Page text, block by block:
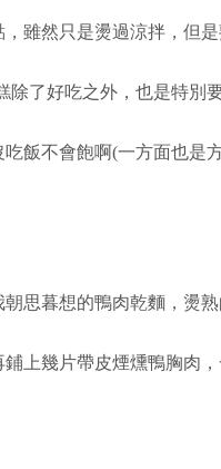
雖然只是燙過涼拌，但是
除了好吃之外，也是特別
飯不會飽啊(一方面也是
思暮想的鴨肉乾麵，燙
上幾片帶皮煙燻鴨胸肉